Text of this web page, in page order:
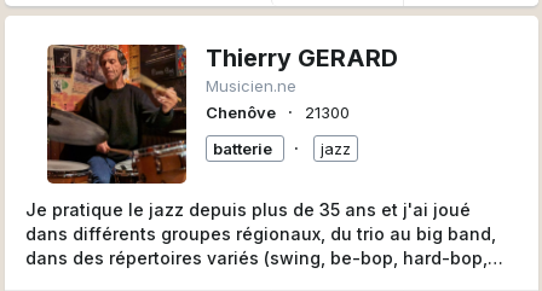
Thierry GERARD
Musicien.ne
Chenôve
∙
21300
batterie
∙ jazz
Je pratique le jazz depuis plus de 35 ans et j'ai joué
dans différents groupes régionaux, du trio au big band,
dans des répertoires variés (swing, be-bop, hard-bop,